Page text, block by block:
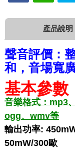
產品說明
聲音評價：
和，音場寬
基本參數
音樂格式：mp3
ogg、wmv等
輸出功率:
50mW/300歐